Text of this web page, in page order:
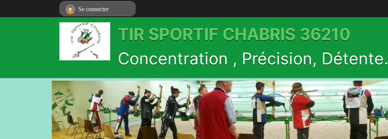
Se connecter
TIR SPORTIF CHABRIS 36210
Concentration , Précision, Détente.